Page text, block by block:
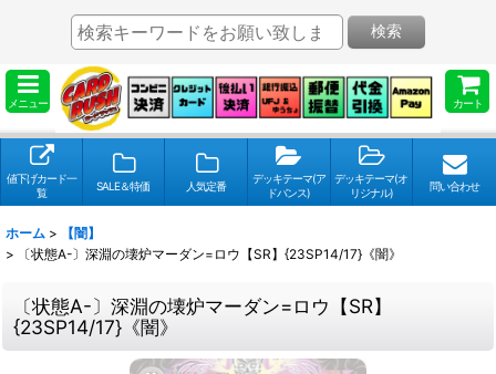
メニュー カート
検索
値下げカード一
覧
SALE＆特価 人気定番
デッキテーマ(ア
ドバンス)
デッキテーマ(オ
リジナル)
問い合わせ
ホーム >
【闇】
>
〔状態A-〕深淵の壊炉マーダン=ロウ【SR】{23SP14/17}《闇》
〔状態A-〕深淵の壊炉マーダン=ロウ【SR】
{23SP14/17}《闇》